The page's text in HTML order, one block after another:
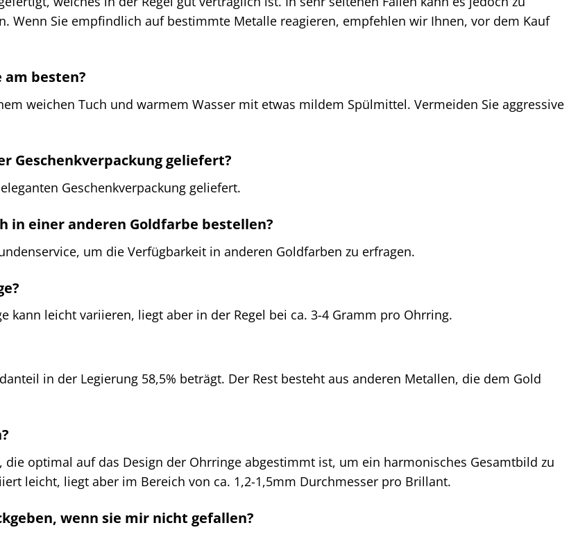
Wenn Sie empfindlich auf bestimmte Metalle reagieren, empfehlen wir Ihnen, vor dem Kauf
am besten?
weichen Tuch und warmem Wasser mit etwas mildem Spülmittel. Vermeiden Sie aggressive
Geschenkverpackung geliefert?
Geschenkverpackung geliefert.
in einer anderen Goldfarbe bestellen?
um die Verfügbarkeit in anderen Goldfarben zu erfragen.
kann leicht variieren, liegt aber in der Regel bei ca. 3-4 Gramm pro Ohrring.
in der Legierung 58,5% beträgt. Der Rest besteht aus anderen Metallen, die dem Gold
die optimal auf das Design der Ohrringe abgestimmt ist, um ein harmonisches Gesamtbild zu
leicht, liegt aber im Bereich von ca. 1,2-1,5mm Durchmesser pro Brillant.
wenn sie mir nicht gefallen?